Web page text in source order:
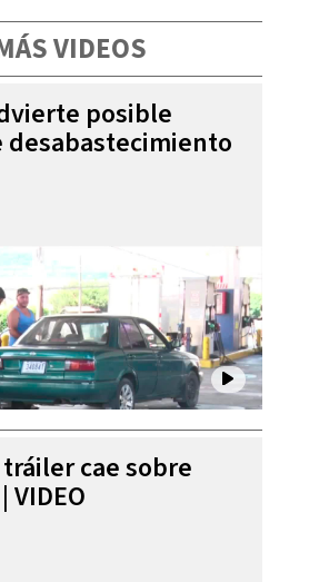
VIDEOS
posible
desabastecimiento
cae sobre